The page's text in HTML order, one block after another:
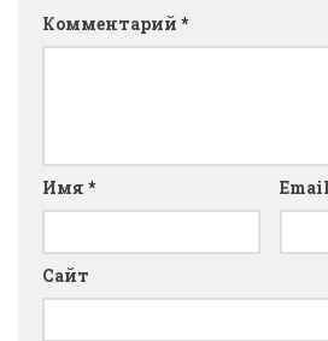
Комментарий *
Имя * Email
Сайт